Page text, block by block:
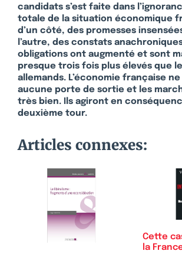
candidats s’est faite dans
totale de la situation économique
d’un côté, des promesses
l’autre, des constats
obligations ont augmenté et sont
presque trois fois plus élevés que
allemands. L’économie française
aucune porte de sortie et les
très bien. Ils agiront en
deuxième tour.
Articles connexes:
Cette
la